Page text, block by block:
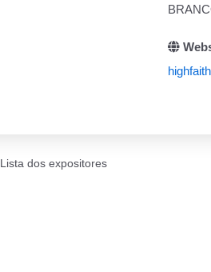
dos expositores